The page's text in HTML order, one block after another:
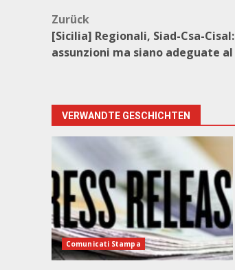
Beitragsnavigation
Zurück
[Sicilia] Regionali, Siad-Csa-
assunzioni ma siano adeguate
VERWANDTE GESCHICHTEN
Comunicati Stampa